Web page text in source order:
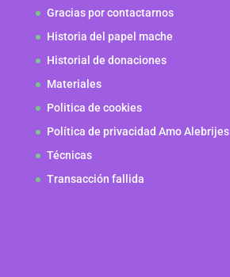
Gracias por contactarnos
Historia del papel mache
Historial de donaciones
Materiales
Politica de cookies
Política de privacidad Amo Alebrijes
Técnicas
Transacción fallida